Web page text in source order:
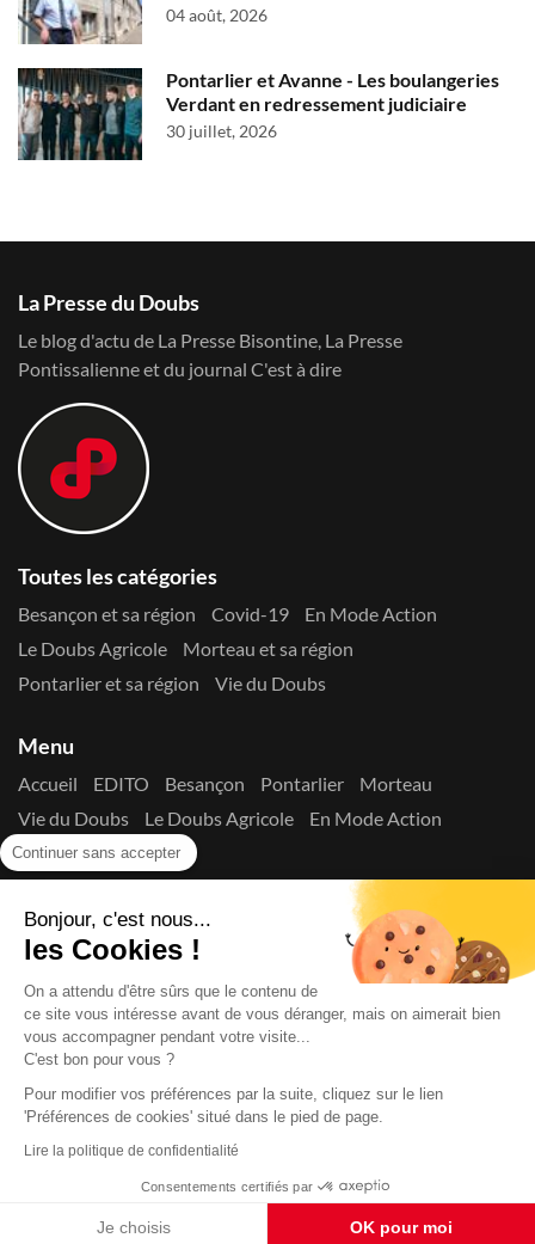
Continuer sans accepter
Bonjour, c'est nous...
les Cookies !
On a attendu d'être sûrs que le contenu de
ce site vous intéresse avant de vous déranger, mais on aimerait bien
vous accompagner pendant votre visite...
C'est bon pour vous ?
Pour modifier vos préférences par la suite, cliquez sur le lien
'Préférences de cookies' situé dans le pied de page.
Lire la politique de confidentialité
Consentements certifiés par
Je choisis OK pour moi
04 août, 2026
Pontarlier et Avanne - Les boulangeries
Verdant en redressement judiciaire
30 juillet, 2026
La Presse du Doubs
Le blog d'actu de La Presse Bisontine, La Presse
Pontissalienne et du journal C'est à dire
Toutes les catégories
Besançon et sa région Covid-19
En Mode Action
Le Doubs Agricole
Morteau et sa région
Pontarlier et sa région
Vie du Doubs
Menu
Accueil EDITO Besançon Pontarlier
Morteau
Vie du Doubs
Le Doubs Agricole
En Mode Action
Contactez-nous !
Suivez-nous sur les réseaux
Copyright © 2026 La Presse du Doubs
2725-8165 - N° de commission paritaire : 1125 Y 94392
Données Personnelles
Mentions Légales